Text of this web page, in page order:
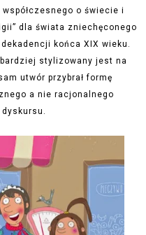
o świecie i
dla świata zniechęconego
końca XIX wieku.
stylizowany jest na
utwór przybrał formę
a nie racjonalnego